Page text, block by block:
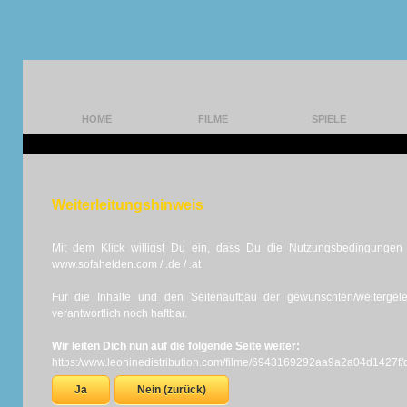
HOME FILME SPIELE
Weiterleitungshinweis
Mit dem Klick willigst Du ein, dass Du die
www.sofahelden.com / .de / .at
Für die Inhalte und den Seitenaufbau der gewünschten/
verantwortlich noch haftbar.
Wir leiten Dich nun auf die folgende Seite weiter:
https:/www.leoninedistribution.com/filme/
Ja Nein (zurück)